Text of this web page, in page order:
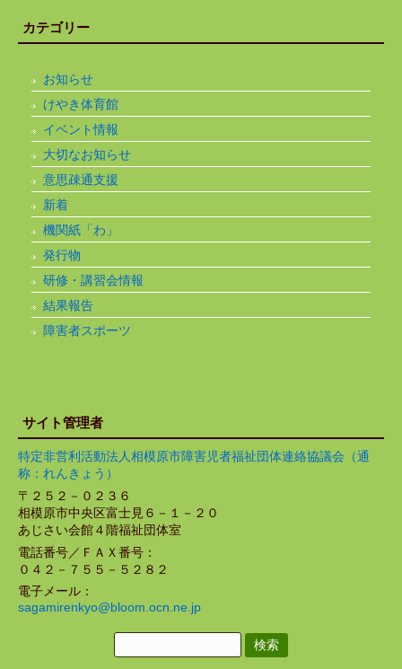
カテゴリー
お知らせ
けやき体育館
イベント情報
大切なお知らせ
意思疎通支援
新着
機関紙「わ」
発行物
研修・講習会情報
結果報告
障害者スポーツ
サイト管理者
特定非営利活動法人相模原市障害児者福祉団体連絡協議会（通
称：れんきょう）
〒２５２－０２３６
相模原市中央区富士見６－１－２０
あじさい会館４階福祉団体室
電話番号／ＦＡＸ番号：
０４２－７５５－５２８２
電子メール：
sagamirenkyo@bloom.ocn.ne.jp
検
索: